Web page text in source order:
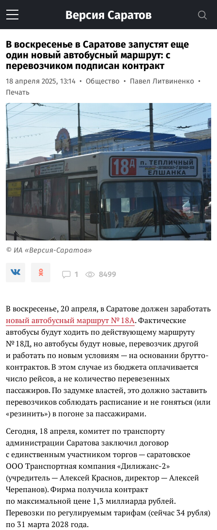
Версия Саратов
В воскресенье в Саратове запустят еще
один новый автобусный маршрут: с
перевозчиком подписан контракт
18 апреля 2025, 13:14 Общество
Павел Литвиненко
Печать
© ИА «Версия-Саратов»
1 8499
В воскресенье, 20 апреля, в Саратове должен заработать
новый автобусный маршрут № 18А. Фактические
автобусы будут ходить по действующему маршруту
№ 18Д, но автобусы будут новые, перевозчик другой
и работать по новым условиям — на основании брутто-
контрактов. В этом случае из бюджета оплачивается
число рейсов, а не количество перевезенных
пассажиров. По задумке властей, это должно заставить
перевозчиков соблюдать расписание и не гоняться (или
«резинить») в погоне за пассажирами.
Сегодня, 18 апреля, комитет по транспорту
администрации Саратова заключил договор
с единственным участником торгов — саратовское
ООО Транспортная компания «Дилижанс-2»
(учредитель — Алексей Краснов, директор — Алексей
Черепанов). Фирма получила контракт
по максимальной цене 1,3 миллиарда рублей.
Перевозки по регулируемым тарифам (сейчас 34 рубля)
по 31 марта 2028 года.